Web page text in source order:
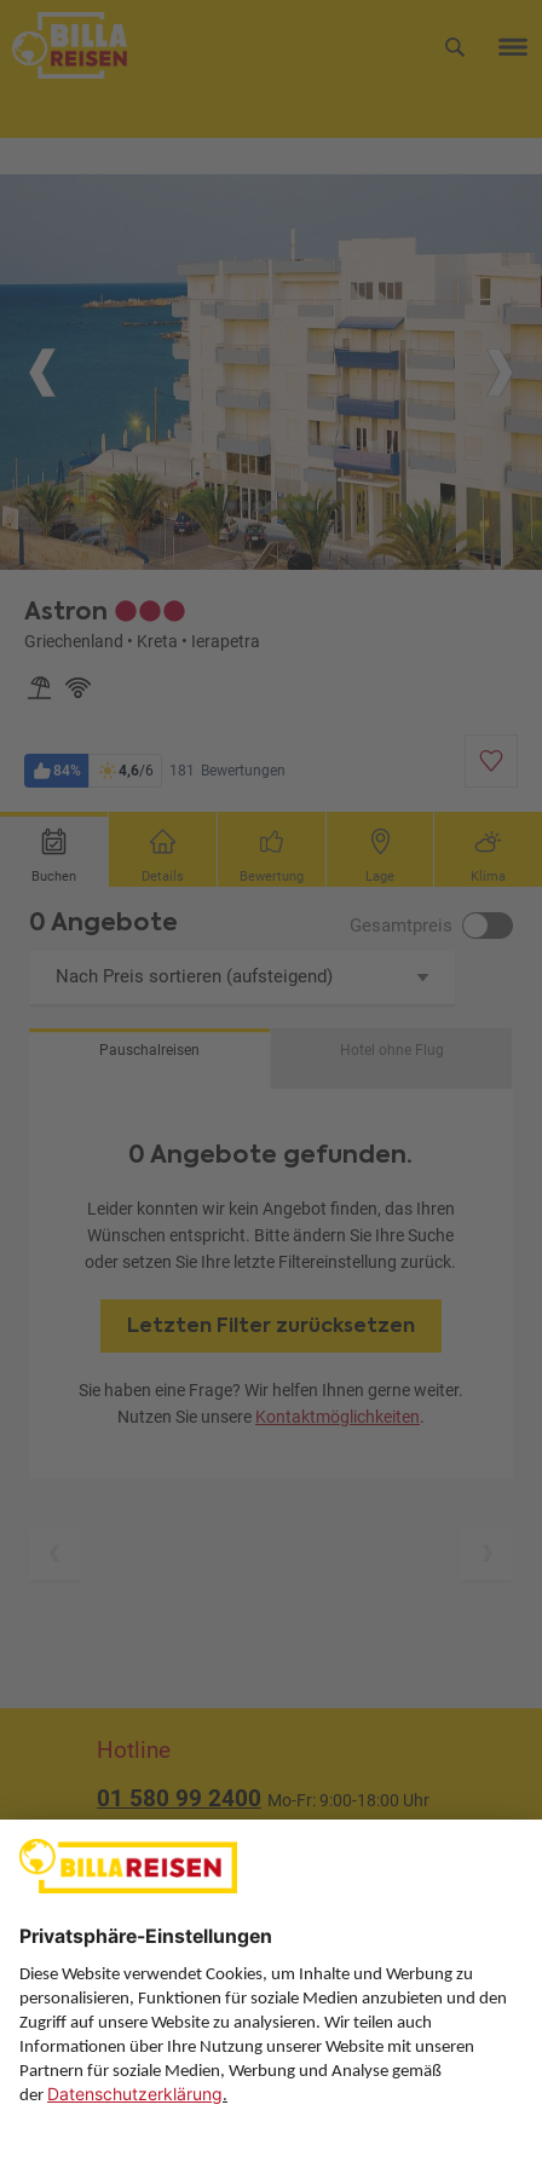
Astron
Griechenland • Kreta • Ierapetra
84% 4,6/6 181 Bewertungen
Buchen Details Bewertung Lage Klima
0 Angebote Gesamtpreis
Nach Preis sortieren (aufsteigend)
Pauschalreisen Hotel ohne Flug
0 Angebote gefunden.
Leider konnten wir kein Angebot finden, das Ihren
Wünschen entspricht. Bitte ändern Sie Ihre Suche
oder setzen Sie Ihre letzte Filtereinstellung zurück.
Letzten Filter zurücksetzen
Sie haben eine Frage? Wir helfen Ihnen gerne weiter.
Nutzen Sie unsere Kontaktmöglichkeiten.
Hotline
01 580 99 2400 Mo-Fr: 9:00-18:00 Uhr
Über uns
Service
Information
Folgen Sie uns auf